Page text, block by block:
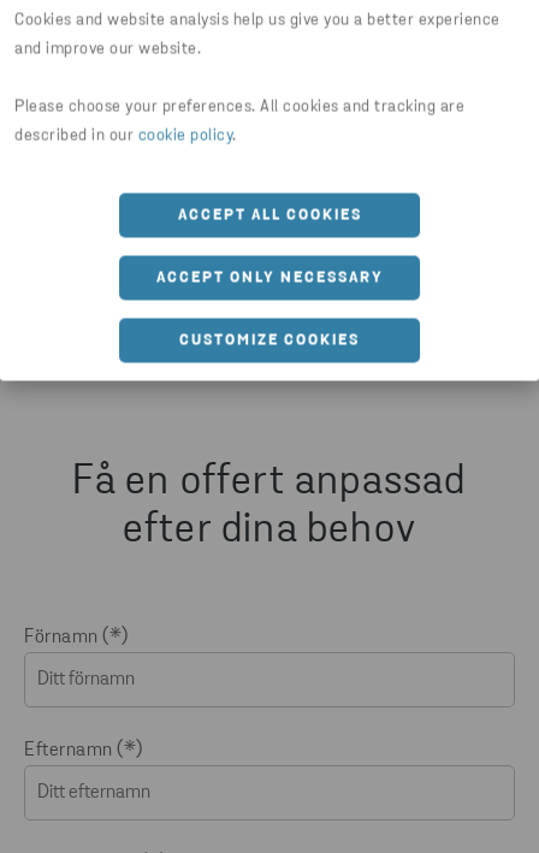
Cookies and website analysis help us give you a better experience
and improve our website.
Please choose your preferences. All cookies and tracking are
described in our cookie policy.
ACCEPT ALL COOKIES
ACCEPT ONLY NECESSARY
CUSTOMIZE COOKIES
LADDA NER DOKUMENT
BYGGVARUDEKLARATION ARMERINGSSTÅL OCH
NÄT
OMRÄKNINGSMALL ARMERING
TYPBLAD 2A
Få en offert anpassad
efter dina behov
Förnamn
Efternamn